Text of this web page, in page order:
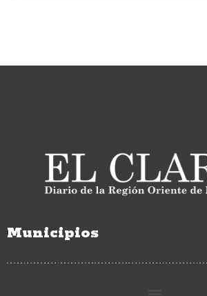
Municipios